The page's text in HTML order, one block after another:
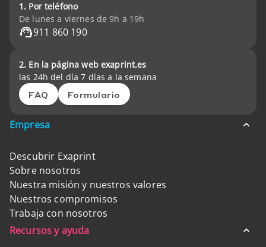
1. Por teléfono
De lunes a viernes de 9h a 19h
911 860 190
2. En la página web exaprint.es
las 24h del día 7 días a la semana
FAQ Formulario
Empresa
Descubrir Exaprint
Sobre nosotros
Nuestra misión y nuestros valores
Nuestros compromisos
Trabaja con nosotros
Recursos y ayuda